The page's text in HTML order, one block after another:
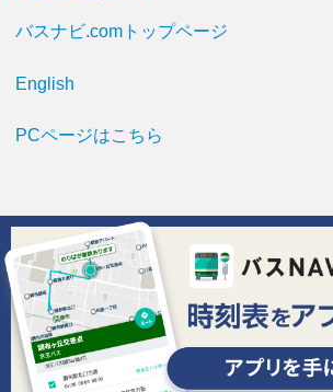
バスナビ.comトップページ
English
PCページはこちら